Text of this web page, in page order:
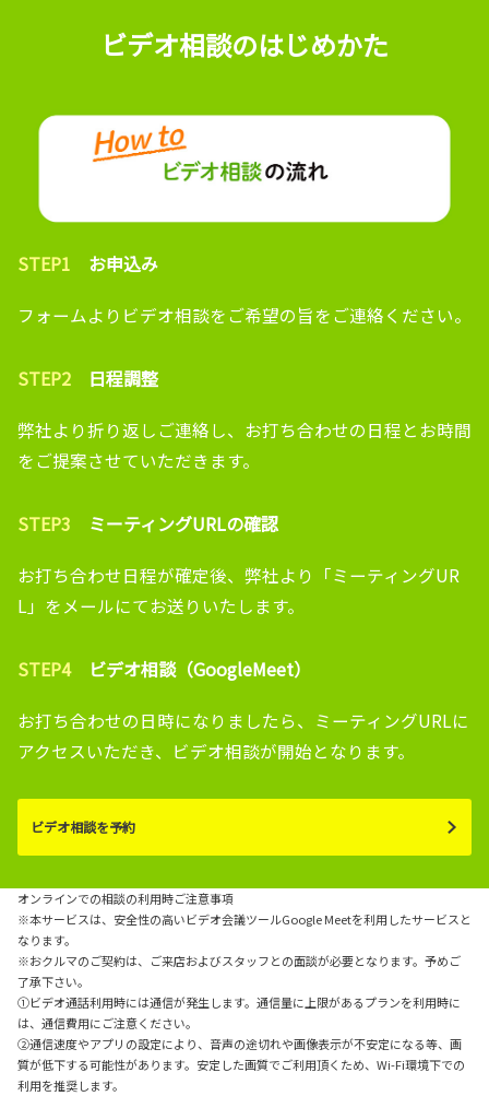
ビデオ相談のはじめかた
STEP1 お申込み
フォームよりビデオ相談をご希望の旨をご連絡ください。
STEP2 日程調整
弊社より折り返しご連絡し、お打ち合わせの日程とお時間
をご提案させていただきます。
STEP3 ミーティングURLの確認
お打ち合わせ日程が確定後、弊社より「ミーティングUR
L」をメールにてお送りいたします。
STEP4ビデオ相談（GoogleMeet）
お打ち合わせの日時になりましたら、ミーティングURLに
アクセスいただき、ビデオ相談が開始となります。
ビデオ相談を予約
オンラインでの相談の利用時ご注意事項
※本サービスは、安全性の高いビデオ会議ツールGoogle Meetを利用したサービスと
なります。
※おクルマのご契約は、ご来店およびスタッフとの面談が必要となります。予めご
了承下さい。
①ビデオ通話利用時には通信が発生します。通信量に上限があるプランを利用時に
は、通信費用にご注意ください。
②通信速度やアプリの設定により、音声の途切れや画像表示が不安定になる等、画
質が低下する可能性があります。安定した画質でご利用頂くため、Wi-Fi環境下での
利用を推奨します。